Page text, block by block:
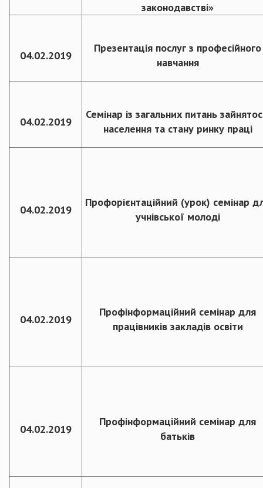
законодавстві»
04.02.2019
Презентація послуг з професійного
навчання
04.02.2019
Семінар із загальних питань
населення та стану ринку праці
04.02.2019
Профорієнтаційний (урок) семінар
учнівської молоді
04.02.2019
Профінформаційний семінар для
працівників закладів освіти
04.02.2019
Профінформаційний семінар для
батьків